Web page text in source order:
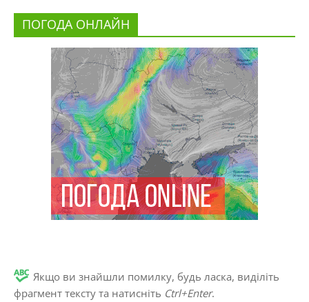
ПОГОДА ОНЛАЙН
Якщо ви знайшли помилку, будь ласка, виділіть
фрагмент тексту та натисніть Ctrl+Enter.